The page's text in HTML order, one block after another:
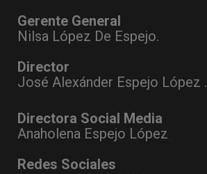
Gerente General
Nilsa López De Espejo.
Director
José Alexánder Espejo López .
Directora Social Media
Anaholena Espejo López
Redes Sociales